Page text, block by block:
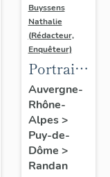
Buyssens
Nathalie
(Rédacteur,
Enquêteur)
Portrait
d'Adélaïde
d'Orléans,
d'après
François
Gérard
Auvergne-
Rhône-
Alpes>
Puy-de-
Dôme >
Randan